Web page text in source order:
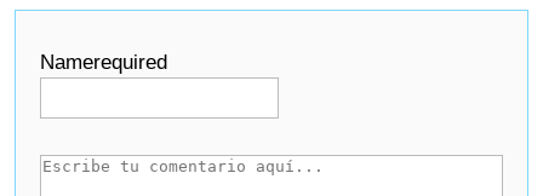
Namerequired